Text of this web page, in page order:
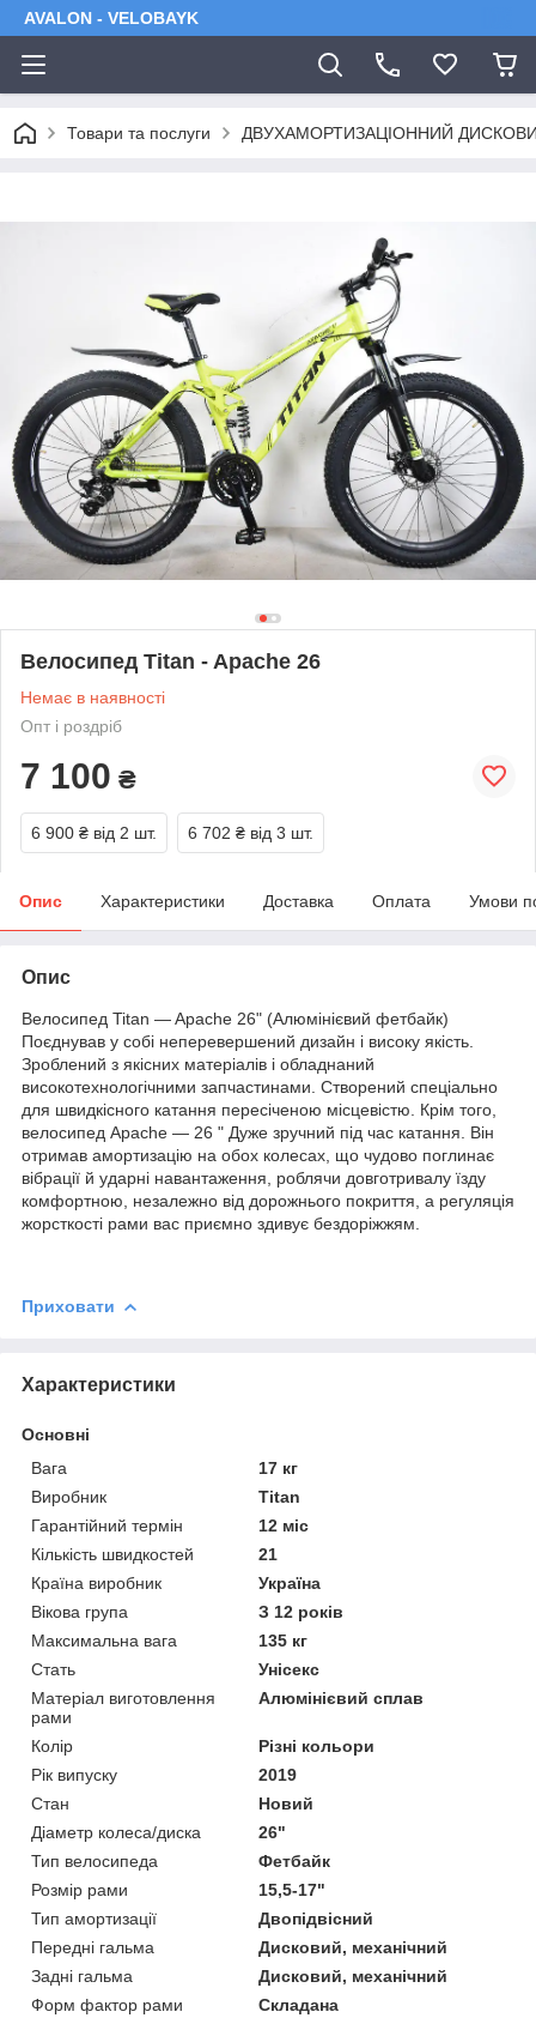
AVALON - VELOBAYK
Товари та послуги ДВУХАМОРТИЗАЦІОННИЙ
Велосипед Titan - Apache 26
Немає в наявності
Опт і роздріб
7 100 ₴
6 900 ₴ від 2 шт. 6 702 ₴ від 3 шт.
Опис Характеристики Доставка Оплата Умови
Опис
Велосипед Titan — Apache 26" (Алюмінієвий фетбайк)
Поєднував у собі неперевершений дизайн і високу якість.
Зроблений з якісних матеріалів і обладнаний
високотехнологічними запчастинами. Створений спеціально
для швидкісного катання пересіченою місцевістю. Крім того,
велосипед Apache — 26 " Дуже зручний під час катання. Він
отримав амортизацію на обох колесах, що чудово поглинає
вібрації й ударні навантаження, роблячи довготривалу їзду
комфортною, незалежно від дорожнього покриття, а регуляція
жорсткості рами вас приємно здивує бездоріжжям.
Приховати
Характеристики
Основні
Вага
17 кг
Виробник
Titan
Гарантійний термін
12 міс
Кількість швидкостей
21
Країна виробник
Україна
Вікова група
З 12 років
Максимальна вага
135 кг
Стать
Унісекс
Матеріал виготовлення
рами
Алюмінієвий сплав
Колір
Різні кольори
Рік випуску
2019
Стан
Новий
Діаметр колеса/диска
26"
Тип велосипеда
Фетбайк
Розмір рами
15,5-17"
Тип амортизації
Двопідвісний
Передні гальма
Дисковий, механічний
Задні гальма
Дисковий, механічний
Форм фактор рами
Складана